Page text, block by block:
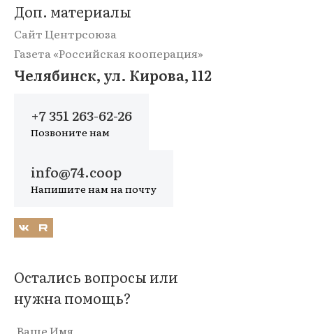
Доп. материалы
Сайт Центрсоюза
Газета «Российская кооперация»
Челябинск, ул. Кирова, 112
+7 351 263-62-26
Позвоните нам
info@74.coop
Напишите нам на почту
Остались вопросы или
нужна помощь?